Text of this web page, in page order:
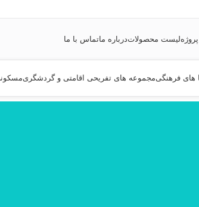
لیست محصولاتدرباره ماتماس با ما
های فرهنگیمجموعه های تفریحی اقامتی و گردشگری